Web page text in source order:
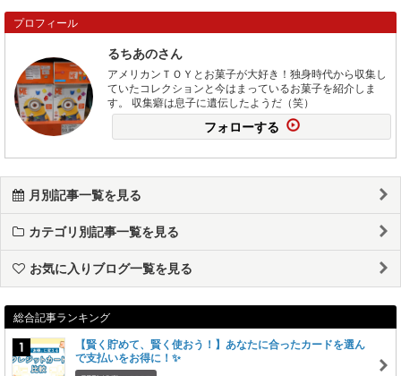
プロフィール
るちあのさん
アメリカンＴＯＹとお菓子が大好き！独身時代から収集し
ていたコレクションと今はまっているお菓子を紹介しま
す。 収集癖は息子に遺伝したようだ（笑）
フォローする
月別記事一覧を見る
カテゴリ別記事一覧を見る
お気に入りブログ一覧を見る
総合記事ランキング
【賢く貯めて、賢く使おう！】あなたに合ったカードを選ん
で支払いをお得に！✨